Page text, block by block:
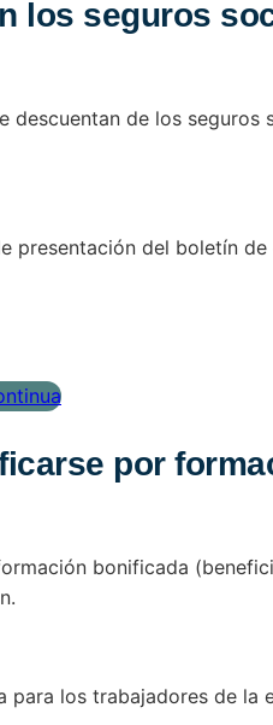
los seguros
de los seguros
presentación del boletín
por
bonificada
los trabajadores de la